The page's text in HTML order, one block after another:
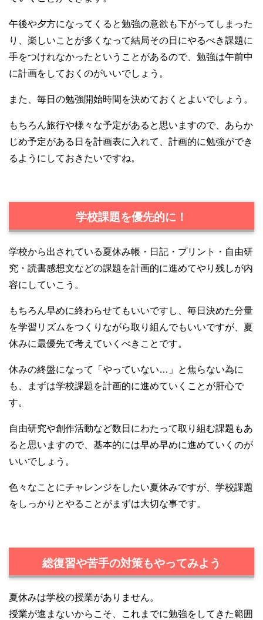
午後や夕方になってくると勉強の意欲も下がってしまった
り、楽しいことが多くなって結局その日にやるべき課題に
手をつけれなかったということがあるので、勉強は午前中
に計画をしておくのがいいでしょう。
また、毎日の勉強開始時間を決めておくとよいでしょう。
もちろん旅行や様々な予定があると思いますので、あらか
じめ予定がある日を計画表に入れて、計画的に勉強ができ
るようにしておきたいですね。
学校課題を優先的に！
学校から出されている夏休み帳・日記・プリント・自由研
究・読書感想文などの課題を計画的に進めてやり残しが内
容にしていこう。
もちろん早めに終わらせてもいいですし、毎日決めた分量
を学習リズムをつくりながら取り組んでもいいですが、夏
休みに最優先で考えていくべきことです。
休みの終盤になって「やっていない…」と焦らない為に
も、まずは学校課題を計画的に進めていくことが肝心で
す。
自由研究や創作活動など数日にわたって取り組む課題もあ
ると思いますので、基本的には早め早めに進めていくのが
いいでしょう。
色々なことにチャレンジをしたい夏休みですが、学校課題
をしっかりとやることがまずは大切な事です。
総復習や苦手の対策もやってみよう
夏休みは学校の授業がありません。
授業が進まないからこそ、これまでに勉強をしてきた範囲